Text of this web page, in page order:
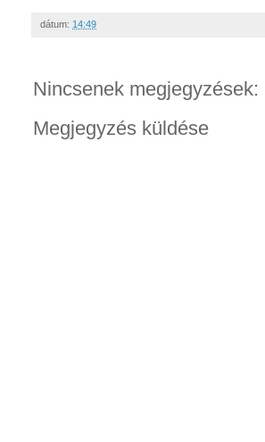
dátum: 14:49
Nincsenek megjegyzések:
Megjegyzés küldése